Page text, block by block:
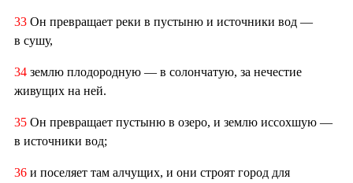
33 Он превращает реки в пустыню и источники вод —
в сушу,
34 землю плодородную — в солончатую, за нечестие
живущих на ней.
35 Он превращает пустыню в озеро, и землю иссохшую —
в источники вод;
36 и поселяет там алчущих, и они строят город для